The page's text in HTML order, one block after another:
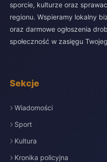
sporcie, kulturze oraz
regionu. Wspieramy lokalny
oraz darmowe ogłoszenia
społeczność w zasięgu
Sekcje
Wiadomości
Sport
Kultura
Kronika policyjna